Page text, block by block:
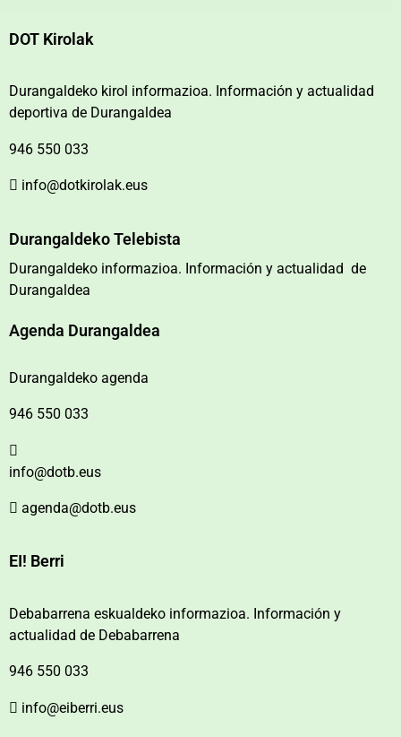
DOT Kirolak
Durangaldeko kirol informazioa. Información y actualidad
deportiva de Durangaldea
946 550 033
info@dotkirolak.eus
Durangaldeko Telebista
Durangaldeko informazioa. Información y actualidad de
Durangaldea
Agenda Durangaldea
Durangaldeko agenda
946 550 033
info@dotb.eus
agenda@dotb.eus
EI! Berri
Debabarrena eskualdeko informazioa. Información y
actualidad de Debabarrena
946 550 033
info@eiberri.eus